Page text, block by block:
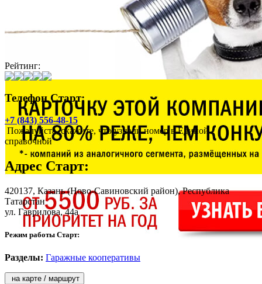
Рейтинг:
Телефон Старт:
+7 (843) 556-48-15
Пожалуйста, скажите, что узнали номер в Единой
справочной
Адрес Старт:
420137, Казань(Ново-Савиновский район), Республика
Татарстан
ул. Гаврилова, 44а
Режим работы Старт:
Разделы: Гаражные кооперативы
на карте / маршрут